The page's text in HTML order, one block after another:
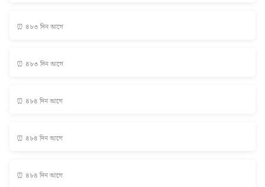
⏰ ৪৮৩ দিন আগে
⏰ ৪৮৩ দিন আগে
⏰ ৪৮৪ দিন আগে
⏰ ৪৮৪ দিন আগে
⏰ ৪৮৪ দিন আগে